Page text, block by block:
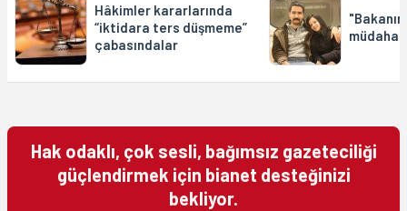
Hâkimler kararlarında
“iktidara ters düşmeme”
çabasındalar
Hak odaklı, çok sesli, bağımsız gazeteciliği
güçlendirmek için bianet desteğinizi
bekliyor.